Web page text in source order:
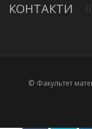
КОНТАКТИ
© Факультет